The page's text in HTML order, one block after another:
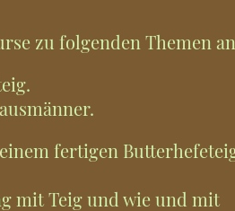
zu folgenden Themen
fertigen
mit Teig und wie und mit